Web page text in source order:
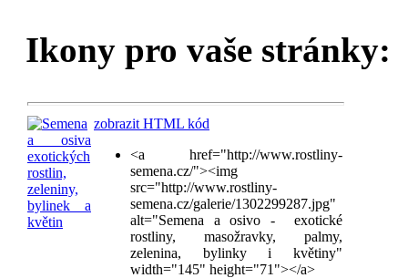
Ikony pro vaše stránky:
zobrazit HTML kód
<a href="http://www.rostliny-
semena.cz/"><img
src="http://www.rostliny-
semena.cz/galerie/1302299287.jpg"
alt="Semena a osivo - exotické
rostliny, masožravky, palmy,
zelenina, bylinky i květiny"
width="145" height="71"></a>